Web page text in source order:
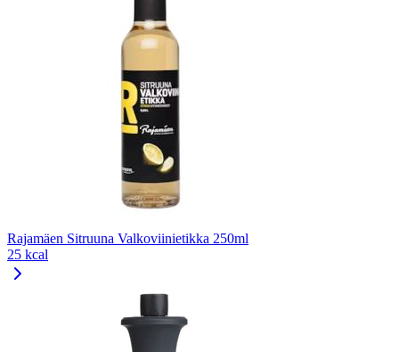
Rajamäen Sitruuna Valkoviinietikka 250ml
25 kcal